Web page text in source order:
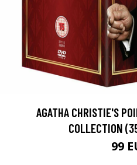
AGATHA CHRISTIE'S
COLLECTION
99